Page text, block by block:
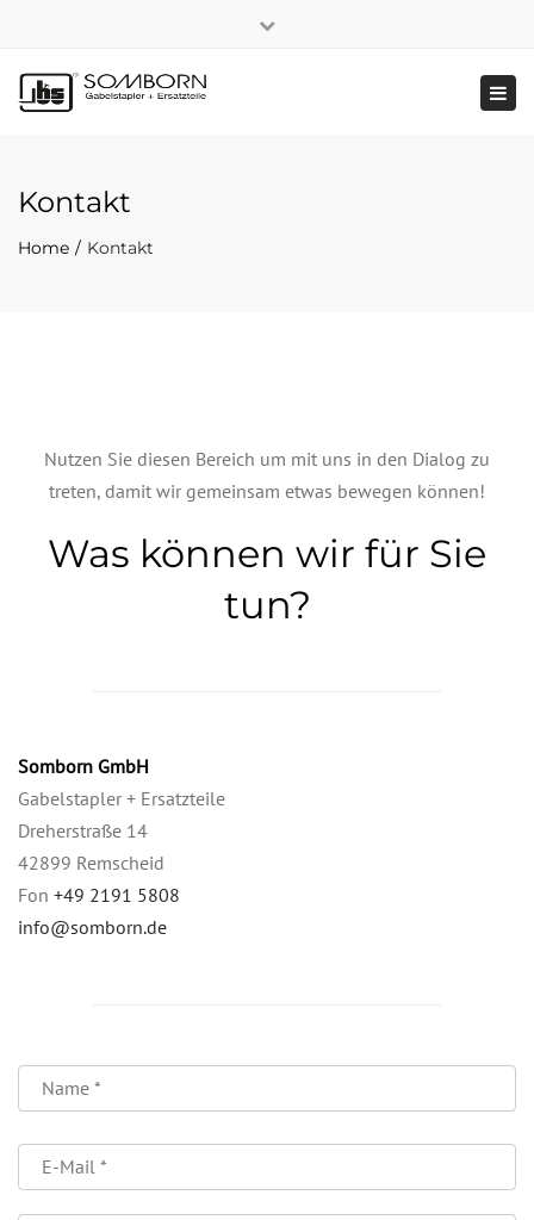
Kontakt
Home Kontakt
Nutzen Sie diesen Bereich um mit uns in den Dialog zu
treten, damit wir gemeinsam etwas bewegen können!
Was können wir für Sie
tun?
Somborn GmbH
Gabelstapler + Ersatzteile
Dreherstraße 14
42899 Remscheid
Fon +49 2191 5808
info@somborn.de
Bitte